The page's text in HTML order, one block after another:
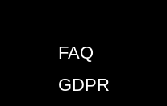
FAQ
GDPR